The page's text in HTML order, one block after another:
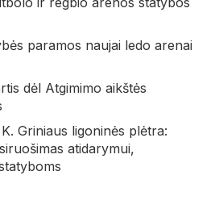
paramos naujai ledo arenai
dėl Atgimimo aikštės
Griniaus ligoninės plėtra:
atidarymui,